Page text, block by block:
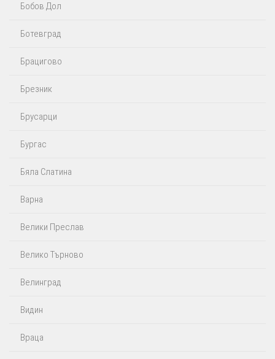
Бобов Дол
Ботевград
Брацигово
Брезник
Брусарци
Бургас
Бяла Слатина
Варна
Велики Преслав
Велико Търново
Велинград
Видин
Враца